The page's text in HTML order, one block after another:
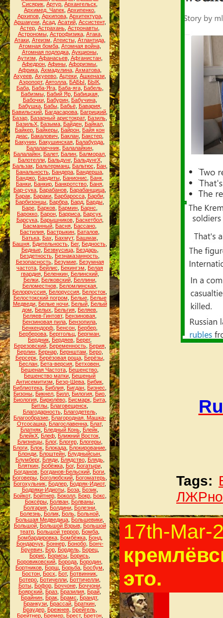
Сисярик Артур Архангельск
Архимед. Чапек Архипенко
Архипов, Архипова, Архитектура,
Аршакуни, Асад, Асатий, Ассистент,
Астер Астрахань Астронавты
Астрономы, Астрофизика, Атака,
Атаки, Атеизм Атеисты, Атлантида,
Атомная бомба, Атомная война,
Атомная подлодка, Аукционы,
Аутизм Афанасьев, Афганистан,
Афедрон Афины Афоризмы
Африка, Ахмадулина, Ахматова,
Ахуеев Ахуеево Ацтеки Ашкенази
Аэропорт, Аятолла БАБЫ БЫК
Баба, Баба-Яга, Баба-яга, Бабель,
Бабизмы, Бабий Яр, Бабицкая,
Бабочки, Бабурин, Бабучина,
Бабушка, Бабы, Бабьё, Бавария,
Бавильский Багдасарова Багрицкий
Базар Базарный аристократ, Базиль
БазильХ, Базыма, Байден, Байкал,
Байкер Байкеры Байрон Байя кон
диас
Бакалович Баклан Бакстер
Бакунин Бакушинская Балабурда
Балалаечник, Балалайкин,
Балалайкн Балет, Балин Балморал
Балотелли, Бальдунг, БальдунгХ,
Бальзак, Бальтерманц, Бальтюс Бан,
Банальность Бандера Бандерша
Банджо Бандиты Банионис Банк
Банки Банкир Банкротство Баня
Бар-сука Барабанов Барабанщица
Барак, Бараки, Барбаросса, Барби,
Барбизонцы Барбра Бард Барды
Баре Барков Бармин Барнс
Барокко Барон Барриса Барсук
Барсука, Барышников, Баскетбол,
Басманный Басня Бассано
Бастилия Бастрыкин Баталов
Батька, Бах Бахмут, Башмак,
Башня Бдительность Бег, Бедность
Бедные, Безвкусица, Бездарь,
Бездетность Безнаказанность
Безопасность, Безумие, Безумная
частота Бейлис Бекингэм
Белая
гвардия, Беленкин, Белинский,
Белки, Белковский, Беллини,
Беломестнов, Беломлинская,
Белорруссия Белоруссия Белосток
Белостокский погром
Белые, Белые
Медведи, Белые ночи, Белый, Белый
дом
Белых Бельгия Беляев
Беляев-Гинтовт, Бензиновая
Бензиновая пила Бензопила
Бенкендорф Бенсон Бербер
Берберова Берггольц Бергман
Бердник Бердяев Берег,
Березовский, Беременность, Берия,
Берлин, Бернар, Бернштам Беро,
Берсерк, Берёзовая роща, Берёзы,
Беслан Бета-версия Бетховен
Бешеная Частота Бешенство
Бешенство матки Бешеный
Антисемитизм
Беэр-Шева Бибик
Библиотека Библия Бигдан Бизнес
Бизоны Бикнел Билл Билогия Био
Биология, Бирюлёво, Бисмарк, Бита,
Битлы Благовещенск
Благодарность, Благодетель,
Благообразие Благородная. Машка-
Отсосашка, Благославенна, Блат,
Блатняк Бледный Конь Блейк
БлейкХ Блеф Ближний Восток
Близнецы, Блог, Блогер, Блогеры,
Блоги Блок Блокада Блокирование
Блонди Блоштейн Блудныйсын
Блумберг, Бляди, Блядство, Блядь,
Бляткин, Бобёжка, Бог, Богатыри,
Богданов Богданов-Бельский Боги
Боговеры Боголюбский Богоматерь
Богохульник Бодлер Бодряк-Идиот,
Бодряки-Идиоты, Боза, Бозик,
Бойкот, Бойтнер, Боколл, Бокр, Бокс
Боксёры, Болван, Болваны,
Болгария, Болдини, Болезни,
Болезнь, Болик, Боль, Больной,
Большая Медведица Большевики
Большой, Большой Взрыв, Большой
театр Большой террор Бомба
Бомбардировка, Бомбёжка, Бонд,
Бондарчук, Боннер, Бонобо, Бонч-
Бруевич
Бор, Бордель, Борец,
Борис
Борисы Борись
Боровиковский Борода Бородин
Бортников Борщ Борьба Босбум
Бостон Босх Бот, Ботвинник
Ботеро Ботичелли Боттичелли
Боты, Бофор, Боччоне, Боччони,
Боярский Браз Бразилия Брай
Брайнин Брак Брамс Брандт,
Бранкузи Брассай Браткин
Браудер, Брежнев, Брейгель,
Брейтнер, Бремер, Брест, Бретон,
Tags:
17th-Mar-
это.